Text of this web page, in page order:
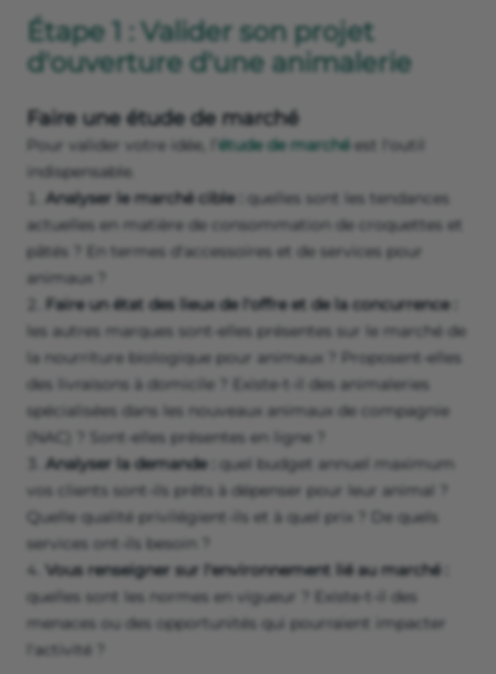
Étape 1 : Valider son projet
d'ouverture d'une animalerie
Faire une étude de marché
Pour valider votre idée, l’ étude de marchéest l'outil
indispensable.
Analyser le marché cible :
quelles sont les tendances
actuelles en matière de consommation de croquettes et
pâtés ? En termes d'accessoires et de services pour
animaux ?
Faire un état des lieux de l'offre et de la concurrence :
les autres marques sont-elles présentes sur le marché de
la nourriture biologique pour animaux ? Proposent-elles
des livraisons à domicile ? Existe-t-il des animaleries
spécialisées dans les nouveaux animaux de compagnie
(NAC) ? Sont-elles présentes en ligne ?
Analyser la demande :
quel budget annuel maximum
vos clients sont-ils prêts à dépenser pour leur animal ?
Quelle qualité privilégient-ils et à quel prix ? De quels
services ont-ils besoin ?
Vous renseigner sur l'environnement lié au marché :
quelles sont les normes en vigueur ? Existe-t-il des
menaces ou des opportunités qui pourraient impacter
l'activité ?